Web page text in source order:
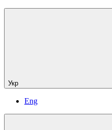
Укр
Eng